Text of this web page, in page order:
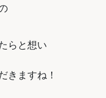
らと想い
きますね！